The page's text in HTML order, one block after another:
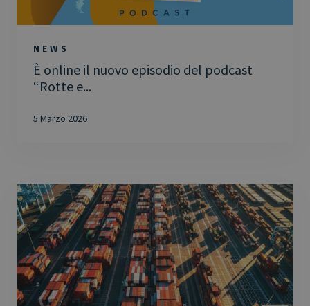
NEWS
È online il nuovo episodio del podcast
“Rotte e...
5 Marzo 2026